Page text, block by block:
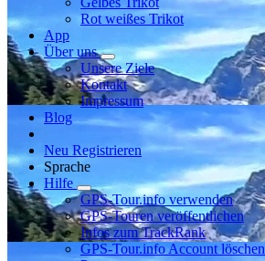
Rot weißes Trikot
App
Über uns
Unsere Ziele
Kontakt
Impressum
Blog
Neu Registrieren
Sprache
Hilfe
GPS-Tour.info verwenden
GPS-Touren veröffentlichen
Infos zum TrackRank
GPS-Tour.info Account löschen